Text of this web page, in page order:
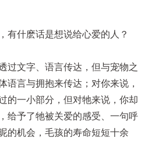
有什麽话是想说给心爱的人？
过文字、语言传达，但与宠物之
语言与拥抱来传达；对你来说，
的一小部分，但对牠来说，你却
给予了牠被关爱的感受、一句呼
的机会，毛孩的寿命短短十余